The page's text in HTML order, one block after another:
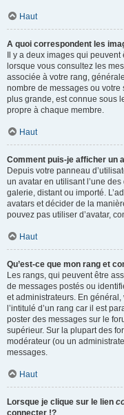
Haut
A quoi correspondent les
Il y a deux images qui
lorsque vous consultez les
associée à votre rang,
nombre de messages ou votre
plus grande, est connue sous
propre à chaque membre.
Haut
Comment puis-je afficher un
Depuis votre panneau
un avatar en utilisant l’une
galerie, distant ou importé.
avatars et décider de la
pouvez pas utiliser d’avatar,
Haut
Qu’est-ce que mon rang et
Les rangs, qui peuvent être
de messages postés ou
et administrateurs. En
l’intitulé d’un rang car il est
poster des messages sur le
supérieur. Sur la plupart des
modérateur (ou un
messages.
Haut
Lorsque je clique sur le lien
connecter !?